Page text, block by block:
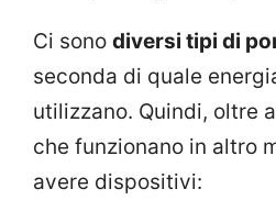
Ci sono diversi tipi di
seconda di quale
utilizzano. Quindi, oltre
che funzionano in altro
avere dispositivi: